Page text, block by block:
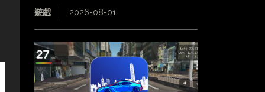
遊戲 2026-08-01